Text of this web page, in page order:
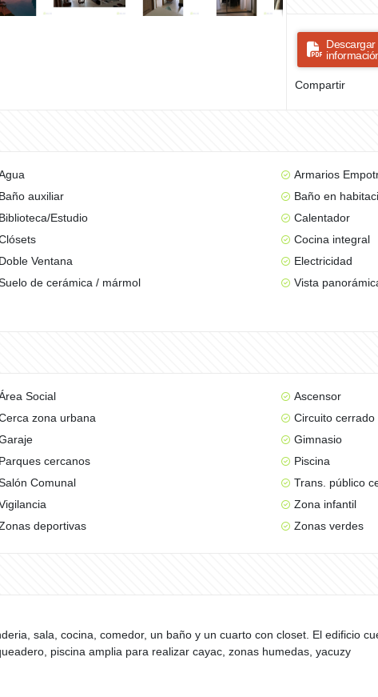
Descargar
Compartir
Armarios
Baño auxiliar
Baño en
Biblioteca/Estudio
Calentador
Cocina integral
Doble Ventana
Electricidad
de cerámica / mármol
Vista
Social
Ascensor
zona urbana
Circuito cerrado
Gimnasio
Parques cercanos
Piscina
Comunal
Trans. público
Zona infantil
deportivas Zonas verdes
sala, cocina, comedor, un baño y un cuarto con closet. El edificio
piscina amplia para realizar cayac, zonas humedas, yacuzy